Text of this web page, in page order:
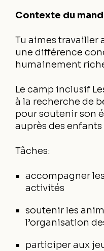
Contexte du
Tu aimes travailler
une différence
humainement
Le camp inclusif
à la recherche de
pour soutenir son
auprès des
Tâches:
accompagner
activités
soutenir les
l’organisation
participer aux